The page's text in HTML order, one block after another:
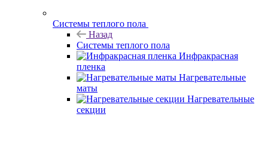
Системы теплого пола
Назад
Системы теплого пола
Инфракрасная
пленка
Нагревательные
маты
Нагревательные
секции